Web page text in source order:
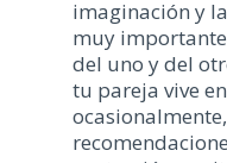
imaginación y
muy
del uno y del
tu pareja vive